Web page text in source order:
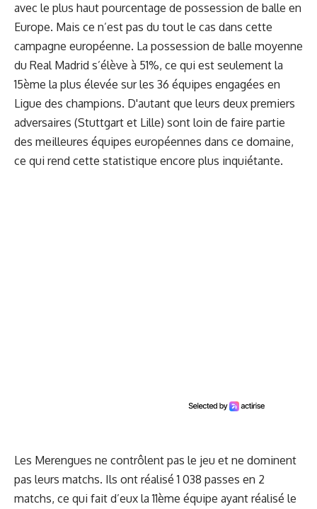
avec le plus haut pourcentage de possession de balle en
Europe. Mais ce n’est pas du tout le cas dans cette
campagne européenne. La possession de balle moyenne
du Real Madrid s’élève à 51%, ce qui est seulement la
15ème la plus élevée sur les 36 équipes engagées en
Ligue des champions. D'autant que leurs deux premiers
adversaires (Stuttgart et Lille) sont loin de faire partie
des meilleures équipes européennes dans ce domaine,
ce qui rend cette statistique encore plus inquiétante.
Les Merengues ne contrôlent pas le jeu et ne dominent
pas leurs matchs. Ils ont réalisé 1 038 passes en 2
matchs, ce qui fait d’eux la 11ème équipe ayant réalisé le